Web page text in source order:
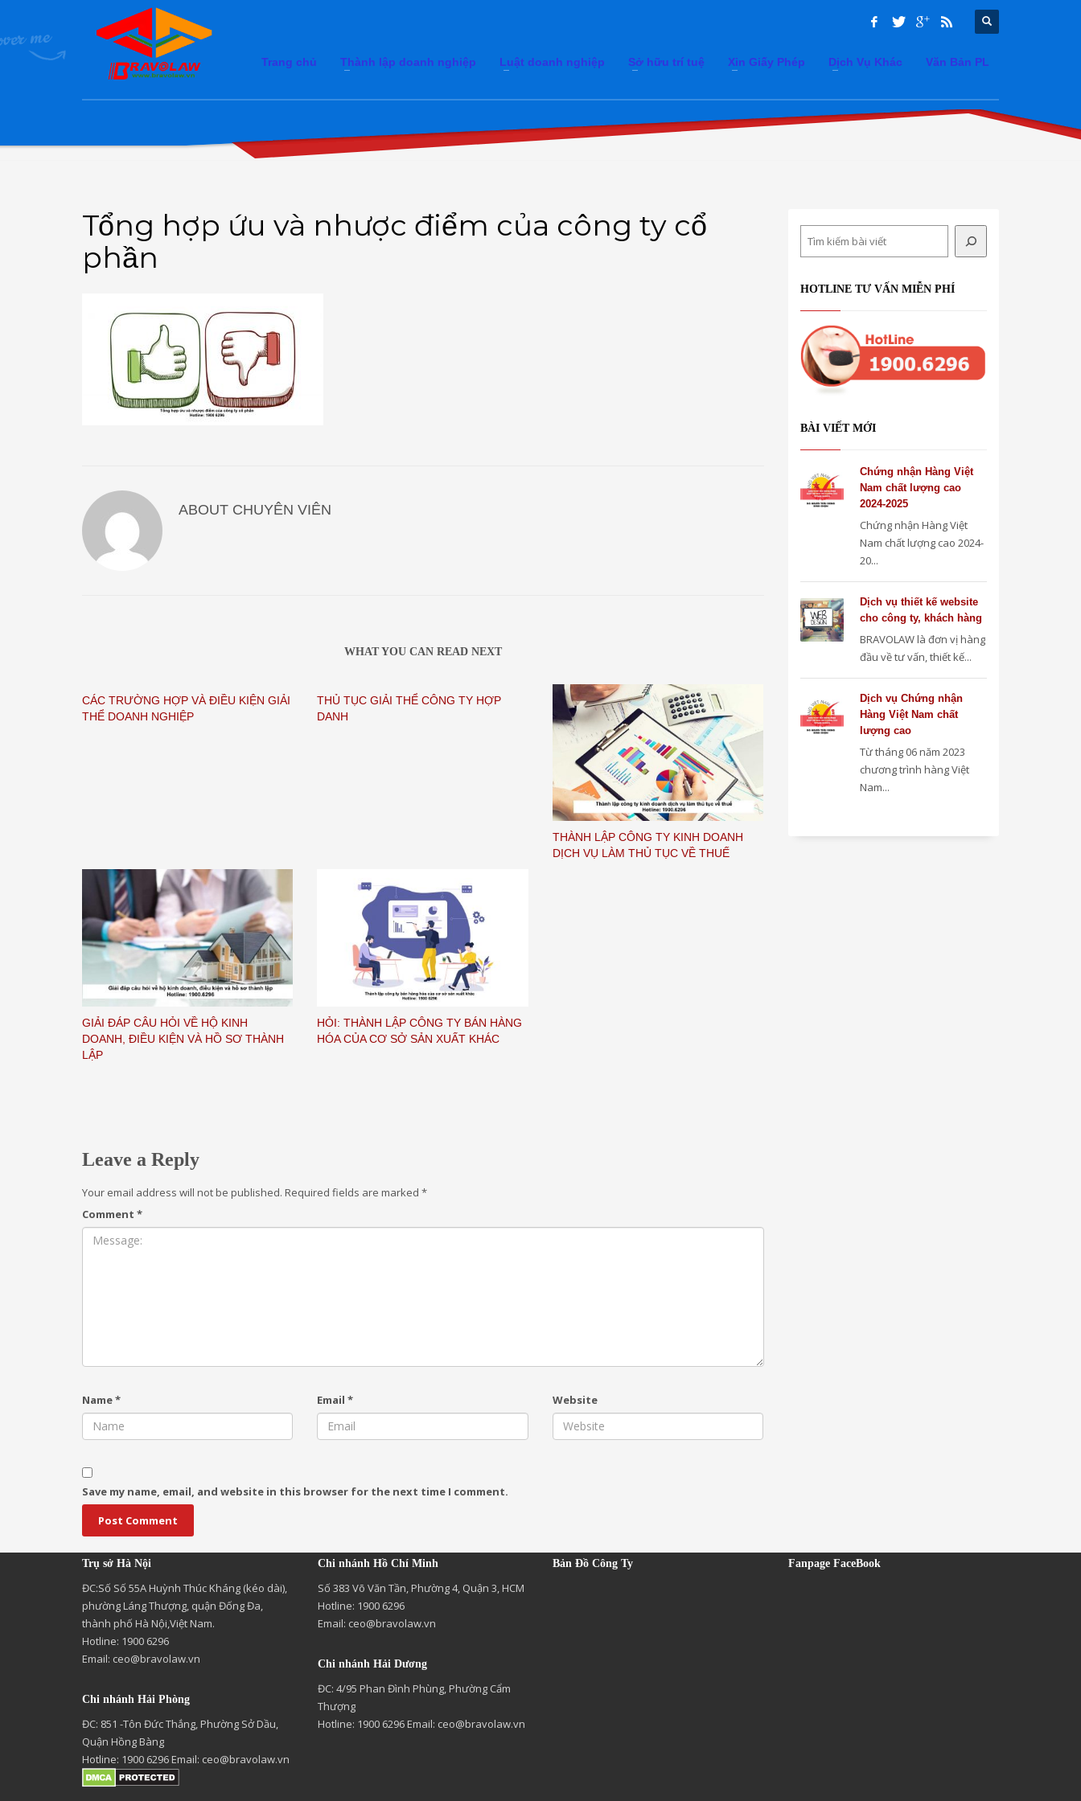
Trang chủ Thành lập doanh nghiệp Luật doanh nghiệp Sở hữu trí tuệ Xin Giấy Phép Dịch Vụ Khác Văn Bản PL
Tổng hợp ứu và nhược điểm của công ty cổ
phần
ABOUT CHUYÊN VIÊN
WHAT YOU CAN READ NEXT
CÁC TRƯỜNG HỢP VÀ ĐIỀU KIỆN GIẢI
THỂ DOANH NGHIỆP
THỦ TỤC GIẢI THỂ CÔNG TY HỢP
DANH
THÀNH LẬP CÔNG TY KINH DOANH
DỊCH VỤ LÀM THỦ TỤC VỀ THUẾ
GIẢI ĐÁP CÂU HỎI VỀ HỘ KINH
DOANH, ĐIỀU KIỆN VÀ HỒ SƠ THÀNH
LẬP
HỎI: THÀNH LẬP CÔNG TY BÁN HÀNG
HÓA CỦA CƠ SỞ SẢN XUẤT KHÁC
Leave a Reply
Your email address will not be published. Required fields are marked *
Comment *
Name* Email* Website
Save my name, email, and website in this browser for the next time I comment.
HOTLINE TƯ VẤN MIỄN PHÍ
BÀI VIẾT MỚI
Chứng nhận Hàng Việt
Nam chất lượng cao
2024-2025
Chứng nhận Hàng Việt
Nam chất lượng cao 2024-
20...
Dịch vụ thiết kế website
cho công ty, khách hàng
BRAVOLAW là đơn vị hàng
đầu về tư vấn, thiết kế...
Dịch vụ Chứng nhận
Hàng Việt Nam chất
lượng cao
Từ tháng 06 năm 2023
chương trình hàng Việt
Nam...
Trụ sở Hà Nội
ĐC:Số Số 55A Huỳnh Thúc Kháng (kéo dài),
phường Láng Thượng, quận Đống Đa,
thành phố Hà Nội,Việt Nam.
Hotline: 1900 6296
Email: ceo@bravolaw.vn
Chi nhánh Hải Phòng
ĐC: 851 -Tôn Đức Thắng, Phường Sở Dầu,
Quận Hồng Bàng
Hotline: 1900 6296 Email: ceo@bravolaw.vn
Chi nhánh Hồ Chí Minh
Số 383 Võ Văn Tần, Phường 4, Quận 3, HCM
Hotline: 1900 6296
Email: ceo@bravolaw.vn
Chi nhánh Hải Dương
ĐC: 4/95 Phan Đình Phùng, Phường Cẩm
Thượng
Hotline: 1900 6296 Email: ceo@bravolaw.vn
Bản Đồ Công Ty Fanpage FaceBook